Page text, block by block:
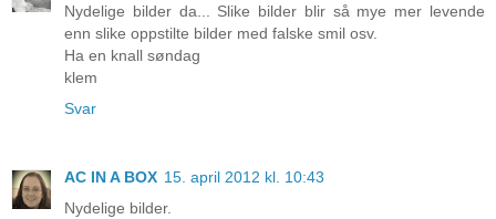
Nydelige bilder da... Slike bilder blir så mye mer levende
enn slike oppstilte bilder med falske smil osv.
Ha en knall søndag
klem
Svar
AC IN A BOX 15. april 2012 kl. 10:43
Nydelige bilder.